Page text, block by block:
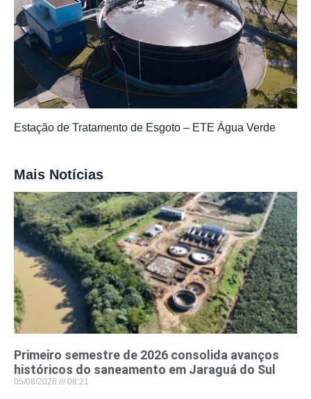
Estação de Tratamento de Esgoto – ETE Água Verde
Mais Notícias
Primeiro semestre de 2026 consolida avanços
históricos do saneamento em Jaraguá do Sul
05/08/2026 08:21